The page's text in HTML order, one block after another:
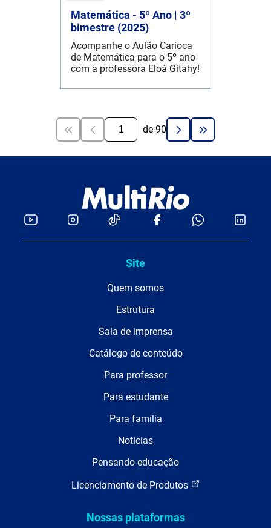
Matemática - 5º Ano | 3º
bimestre (2025)
Acompanhe o Aulão Carioca
de Matemática para o 5º ano
com a professora Eloá Gitahy!
de 90
Site
Quem somos
Estrutura
Sala de imprensa
Catálogo de conteúdo
Para professor
Para estudante
Para família
Notícias
Pensando educação
Licenciamento de Produtos
Nossas plataformas